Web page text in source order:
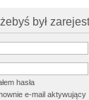
był
hasła
e-mail aktywujący